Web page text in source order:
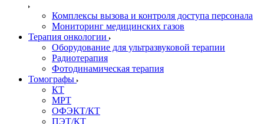
Комплексы вызова и контроля доступа персонала
Мониторинг медицинских газов
Терапия онкологии
Оборудование для ультразвуковой терапии
Радиотерапия
Фотодинамическая терапия
Томографы
КТ
МРТ
ОФЭКТ/КТ
ПЭТ/КТ